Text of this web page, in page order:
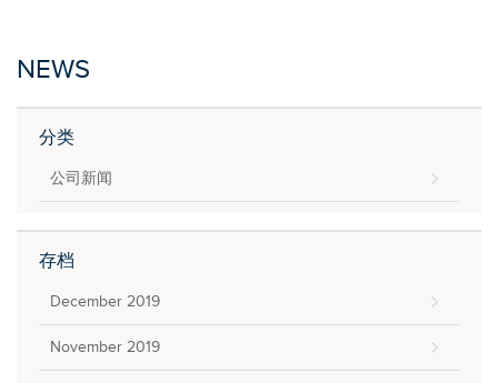
NEWS
分类
公司新闻
存档
December 2019
November 2019